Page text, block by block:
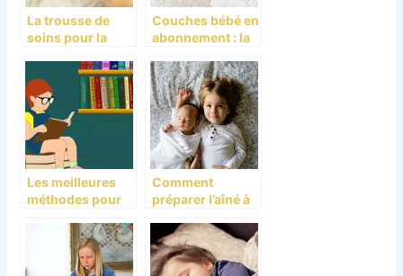
La trousse de
soins pour la
Couches bébé en
abonnement : la
tendance
Les meilleures
méthodes pour
facilement le
français aux
enfants
Comment
préparer l’aîné à
nouveau bébé